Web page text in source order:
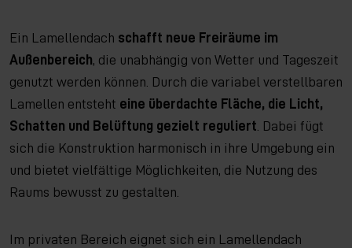
Ein Lamellendach schafft neue Freiräume im
Außenbereich, die unabhängig von Wetter und Tageszeit
genutzt werden können. Durch die variabel verstellbaren
Lamellen entsteht eine überdachte Fläche, die Licht,
Schatten und Belüftung gezielt reguliert . Dabei fügt
sich die Konstruktion harmonisch in ihre Umgebung ein
und bietet vielfältige Möglichkeiten, die Nutzung des
Raums bewusst zu gestalten.
Im privaten Bereich eignet sich ein Lamellendach